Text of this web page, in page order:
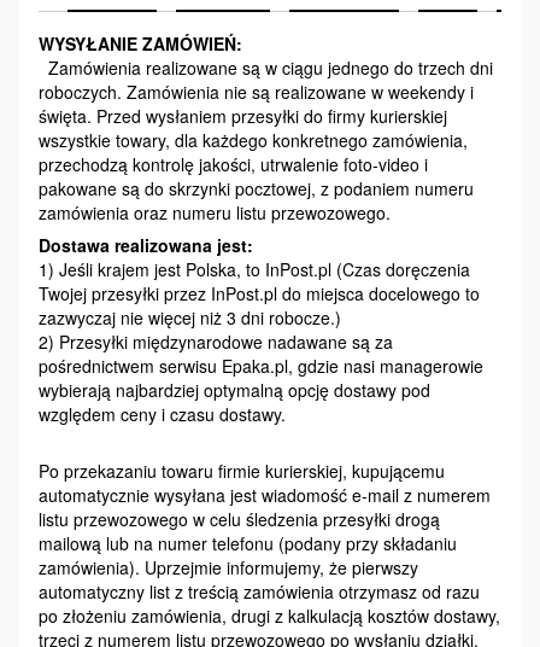
WYSYŁANIE ZAMÓWIEŃ:
Zamówienia realizowane są w ciągu jednego do trzech dni
roboczych. Zamówienia nie są realizowane w weekendy i
święta. Przed wysłaniem przesyłki do firmy kurierskiej
wszystkie towary, dla każdego konkretnego zamówienia,
przechodzą kontrolę jakości, utrwalenie foto-video i
pakowane są do skrzynki pocztowej, z podaniem numeru
zamówienia oraz numeru listu przewozowego.
Dostawa realizowana jest:
1) Jeśli krajem jest Polska, to InPost.pl (Czas doręczenia
Twojej przesyłki przez InPost.pl do miejsca docelowego to
zazwyczaj nie więcej niż 3 dni robocze.)
2) Przesyłki międzynarodowe nadawane są za
pośrednictwem serwisu Epaka.pl, gdzie nasi managerowie
wybierają najbardziej optymalną opcję dostawy pod
względem ceny i czasu dostawy.
Po przekazaniu towaru firmie kurierskiej, kupującemu
automatycznie wysyłana jest wiadomość e-mail z numerem
listu przewozowego w celu śledzenia przesyłki drogą
mailową lub na numer telefonu (podany przy składaniu
zamówienia). Uprzejmie informujemy, że pierwszy
automatyczny list z treścią zamówienia otrzymasz od razu
po złożeniu zamówienia, drugi z kalkulacją kosztów dostawy,
trzeci z numerem listu przewozowego po wysłaniu działki.